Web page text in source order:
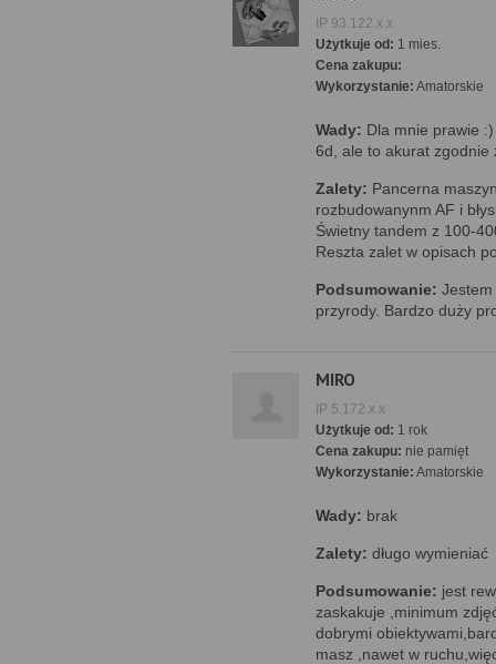
IP 93.122.x.x
Użytkuje od: 1 mies.
Cena zakupu:
Wykorzystanie: Amatorskie
Wady: Dla mnie prawie
6d, ale to akurat zgodnie
Zalety: Pancerna
rozbudowanynm AF i
Świetny tandem z 100-
Reszta zalet w opisach
Podsumowanie: Jestem
przyrody. Bardzo duży
MIRO
IP 5.172.x.x
Użytkuje od: 1 rok
Cena zakupu: nie pamięt
Wykorzystanie: Amatorskie
Wady: brak
Zalety: długo wymieniać
Podsumowanie: jest
zaskakuje ,minimum
dobrymi
masz ,nawet w